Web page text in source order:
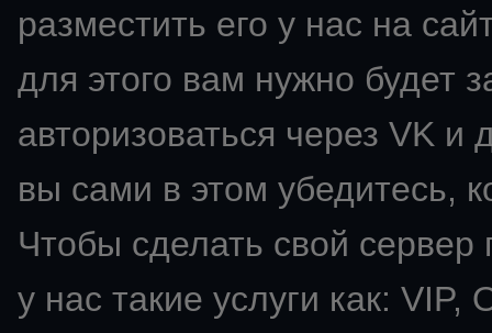
разместить его у нас на
для этого вам нужно будет
авторизоваться через VK и
вы сами в этом убедитесь,
Чтобы сделать свой
у нас такие услуги как: